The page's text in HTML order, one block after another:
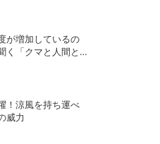
が増加しているの
く「クマと人間と
！涼風を持ち運べ
威力